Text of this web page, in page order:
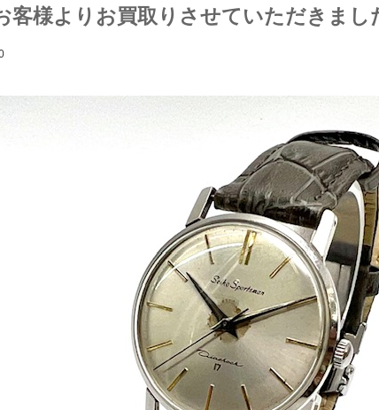
客様よりお買取りさせていただきまし